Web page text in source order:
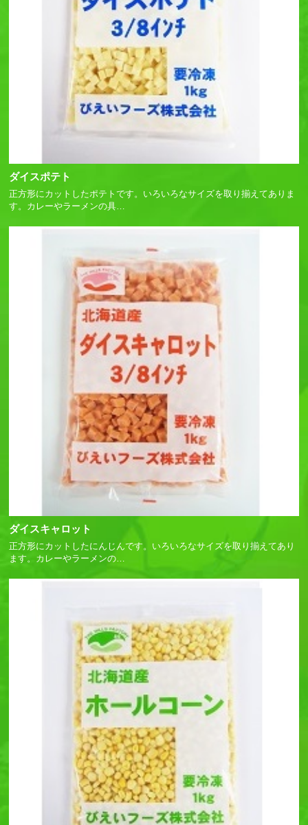
ダイスポテト
正方形にカットしたポテトです。いろいろなサイズを取り揃えてありま
す。カレーやラーメンの具…
ダイスキャロット
正方形にカットしたにんじんです。いろいろなサイズを取り揃えてあり
ます。カレーやラーメンの…